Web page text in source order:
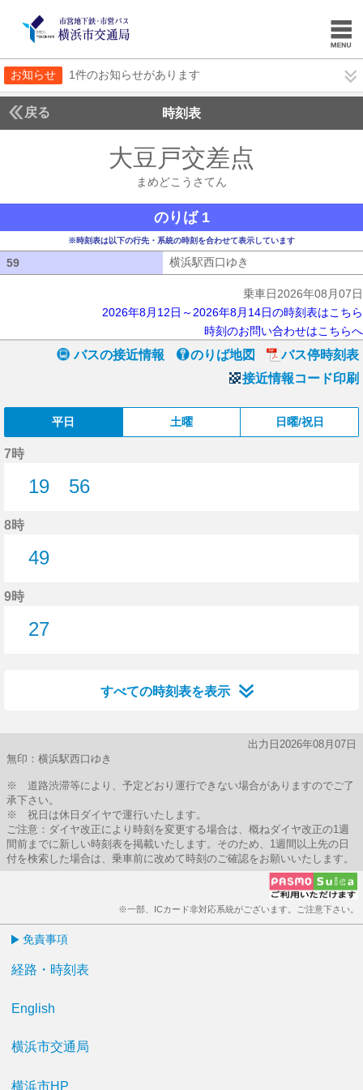
お知らせ 1件のお知らせがあります
戻る 時刻表
大豆戸交差点
まめどこうさてん
のりば 1
※時刻表は以下の行先・系統の時刻を合わせて表示しています
59 横浜駅西口ゆき
乗車日2026年08月07日
2026年8月12日～2026年8月14日の時刻表はこちら
時刻のお問い合わせはこちらへ
バスの接近情報 のりば地図
バス停時刻表
接近情報コード印刷
平日 土曜 日曜/祝日
7時
19
56
8時
49
9時
27
すべての時刻表を表示
出力日2026年08月07日
無印：横浜駅西口ゆき
※ 道路渋滞等により、予定どおり運行できない場合がありますのでご了
承下さい。
※ 祝日は休日ダイヤで運行いたします。
ご注意：ダイヤ改正により時刻を変更する場合は、概ねダイヤ改正の1週
間前までに新しい時刻表を掲載いたします。そのため、1週間以上先の日
付を検索した場合は、乗車前に改めて時刻のご確認をお願いいたします。
※一部、ICカード非対応系統がございます。ご注意下さい。
免責事項
経路・時刻表
English
横浜市交通局
横浜市HP